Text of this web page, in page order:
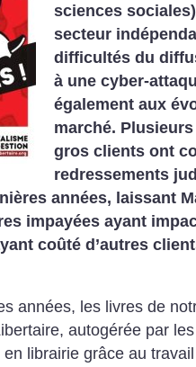
sciences
secteur
difficultés du
à une cyber-
également aux
marché.
gros clients ont
redressements
années, laissant
impayées ayant
coûté d’autres
années, les livres de
autogérée par
en librairie grâce au